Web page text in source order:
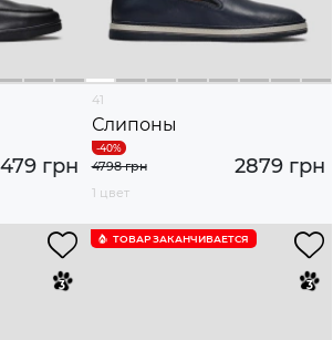
грн
41
Слипоны
2879 грн
4798 грн
1 цвет
ТОВАР ЗАКАНЧИВАЕТСЯ